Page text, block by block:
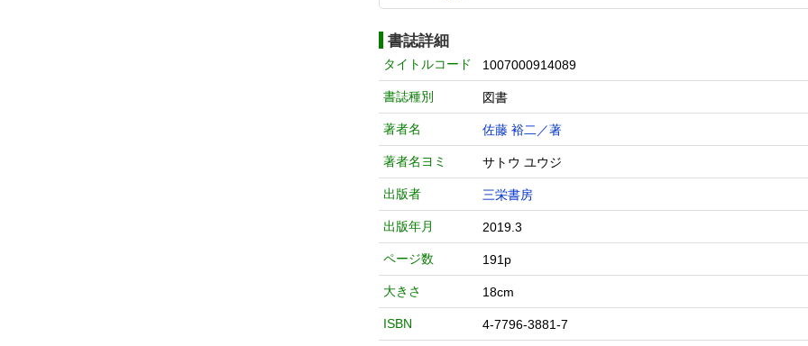
書誌詳細
タイトルコード 1007000914089
書誌種別 図書
著者名 佐藤 裕二／著
著者名ヨミ サトウ ユウジ
出版者 三栄書房
出版年月 2019.3
ページ数 191p
大きさ 18cm
ISBN 4-7796-3881-7